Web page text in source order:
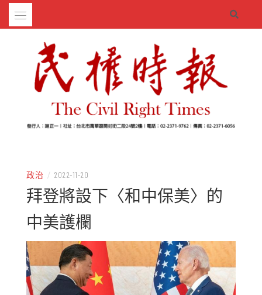
Skip
政治 / 2022-11-20
拜登將設下〈和中保美〉的
中美護欄